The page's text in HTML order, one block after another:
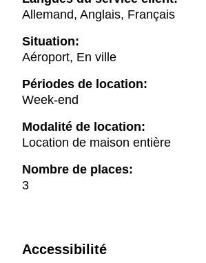
Allemand, Anglais, Français
Situation:
Aéroport, En ville
Périodes de location:
Week-end
Modalité de location:
Location de maison entière
Nombre de places:
3
Accessibilité